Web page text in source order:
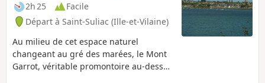
2h 25
Facile
Départ à Saint-Suliac (Ille-et-Vilaine)
Au milieu de cet espace naturel
changeant au gré des marées, le Mont
Garrot, véritable promontoire au-dessus